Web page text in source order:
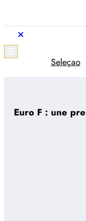
contenu
Trivela
L'actualité du
Seleçao
Euro F : une